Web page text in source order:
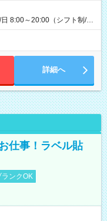
8:00～20:00（シフト制/実
は週4も有り） ※配達状況
※案件により多少の前後あ
詳細へ
仕事！ラベル貼
ランクOK